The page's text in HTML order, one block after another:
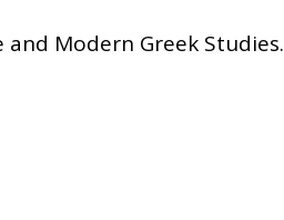
and Modern Greek Studies.